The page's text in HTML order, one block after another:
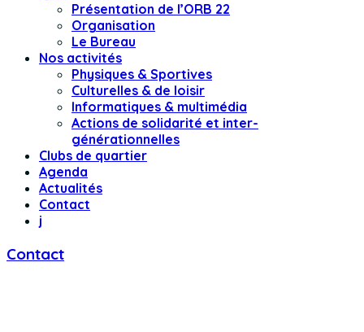
Présentation de l’ORB 22
Organisation
Le Bureau
Nos activités
Physiques & Sportives
Culturelles & de loisir
Informatiques & multimédia
Actions de solidarité et inter-
générationnelles
Clubs de quartier
Agenda
Actualités
Contact
j
Contact